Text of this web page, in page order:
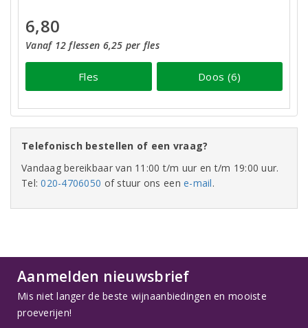
6,80
Vanaf 12 flessen 6,25 per fles
Fles Doos (6)
Telefonisch bestellen of een vraag?
Vandaag bereikbaar van 11:00 t/m uur en t/m 19:00 uur.
Tel:020-4706050 of stuur ons eene-mail.
Aanmelden nieuwsbrief
Mis niet langer de beste wijnaanbiedingen en mooiste
proeverijen!